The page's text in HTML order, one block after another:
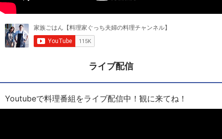
ライブ配信
Youtubeで料理番組をライブ配信中！観に来てね！